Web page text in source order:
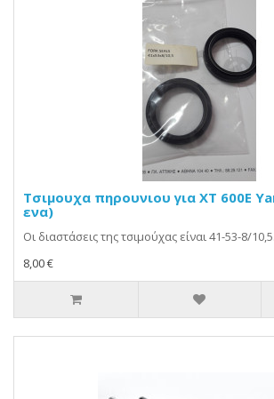
Τσιμουχα πηρουνιου για XT 600E
ενα)
Οι διαστάσεις της τσιμούχας είναι 41-53-8/
8,00 €